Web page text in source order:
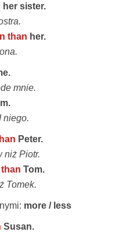
her sister.
than her.
mnie.
niego.
Peter.
niż Piotr.
Tom.
Tomek.
more / less
Susan.